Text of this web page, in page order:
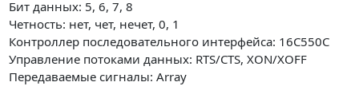
Бит данных: 5, 6, 7, 8
Четность: нет, чет, нечет, 0, 1
Контроллер последовательного интерфейса: 16C550C
Управление потоками данных: RTS/CTS, XON/XOFF
Передаваемые сигналы: Array